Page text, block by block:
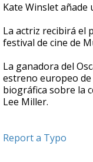
Kate Winslet
La actriz recibirá el
festival de cine de
La ganadora del
estreno europeo
biográfica sobre la
Lee Miller.
Report a Typo